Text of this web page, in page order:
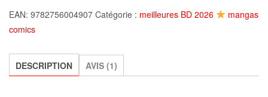
City
-
:
EAN: 9782756004907 Catégorie : meilleures BD 2026
mangas
comics
DESCRIPTION AVIS (1)